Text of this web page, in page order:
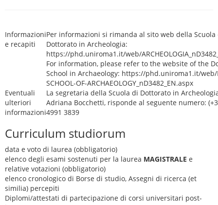
Informazioni
e recapiti
Per informazioni si rimanda al sito web della Scuola
Dottorato in Archeologia:
https://phd.uniroma1.it/web/
For information, please refer to the website of the
School in Archaeology: https://phd.uniroma1.it/web/
SCHOOL-OF-ARCHAEOLOGY_nD3482_EN.aspx
Eventuali
ulteriori
informazioni
La segretaria della Scuola di Dottorato in
Adriana Bocchetti, risponde al seguente numero:
4991 3839
Curriculum studiorum
data e voto di laurea (obbligatorio)
elenco degli esami sostenuti per la laurea MAGISTRALE e
relative votazioni (obbligatorio)
elenco cronologico di Borse di studio, Assegni di ricerca (et
similia) percepiti
Diplomi/attestati di partecipazione di corsi universitari post-